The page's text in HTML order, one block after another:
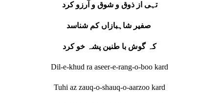
تہی از ذوق و شوق و آرزو کرد
کہ گوش با طنین پشہ خو کرد
Dil-e-khud ra aseer-e-rang-o-boo kard
Tuhi az zauq-o-shauq-o-aarzoo kard